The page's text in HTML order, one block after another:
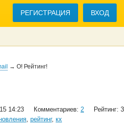
РЕГИСТРАЦИЯ ВХОД
→ О! Рейтинг!
14:23 Комментариев: 2
Рейтинг: 3
, рейтинг, кх